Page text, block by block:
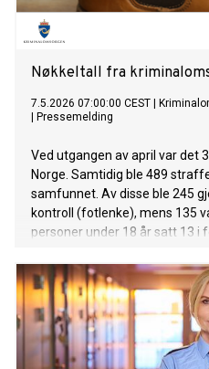
Nøkkeltall fra
7.5.2026 07:00:00 CEST
Pressemelding
Ved utgangen av april var det
Norge. Samtidig ble 489
samfunnet. Av disse ble 245
kontroll (fotlenke), mens 135
personer under 18 år satt 13 i